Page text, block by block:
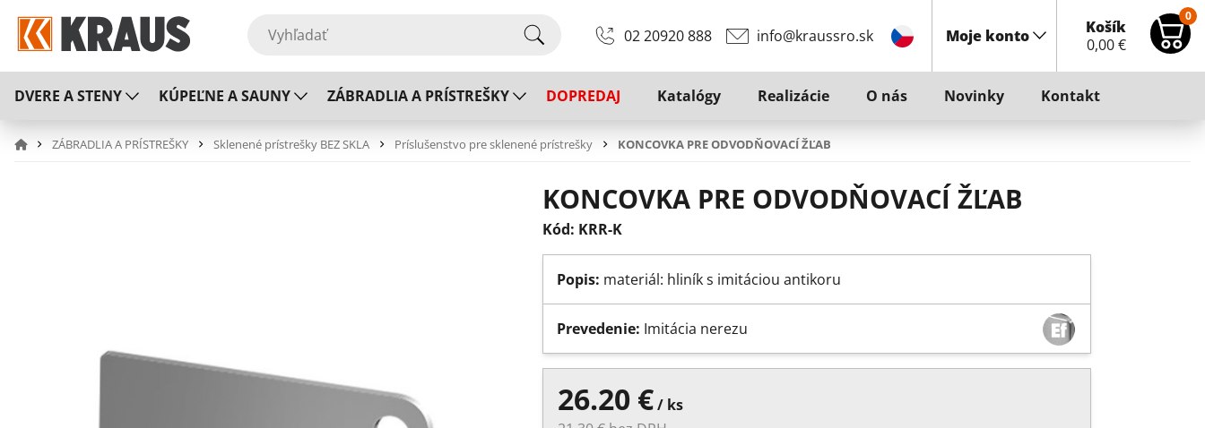
02 20920 888 info@kraussro.sk Moje konto
Košík
0,00€
0
DVERE A STENY KÚPEĽNE A SAUNY ZÁBRADLIA A PRÍSTREŠKY DOPREDAJ Katalógy Realizácie O nás Novinky Kontakt
ZÁBRADLIA A PRÍSTREŠKY Sklenené prístrešky BEZ SKLA Príslušenstvo pre sklenené prístrešky KONCOVKA PRE ODVODŇOVACÍ ŽĽAB
KONCOVKA PRE ODVODŇOVACÍ ŽĽAB
Kód: KRR-K
Popis: materiál: hliník s imitáciou antikoru
Prevedenie: Imitácia nerezu
26.20 €/ ks